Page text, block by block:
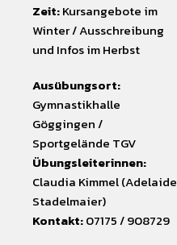
Zeit:Kursangebote im
Winter / Ausschreibung
und Infos im Herbst
Ausübungsort:
Gymnastikhalle
Göggingen /
Sportgelände TGV
Übungsleiterinnen:
Claudia Kimmel (Adelaide
Stadelmaier)
Kontakt:07175 / 908729